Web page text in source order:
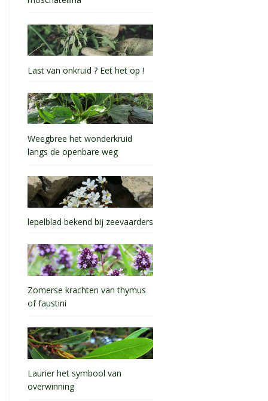
Last van onkruid ? Eet het op !
Weegbree het wonderkruid
langs de openbare weg
lepelblad bekend bij zeevaarders
Zomerse krachten van thymus
of faustini
Laurier het symbool van
overwinning